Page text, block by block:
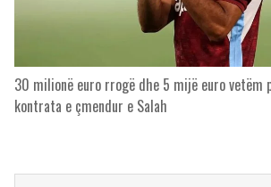
30 milionë euro rrogë dhe 5 mijë euro vetëm
kontrata e çmendur e Salah